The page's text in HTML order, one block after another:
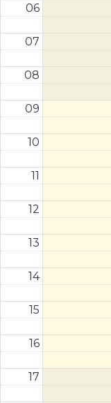
06
07
08
09
10
11
12
13
14
15
16
17